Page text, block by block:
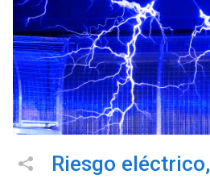
Riesgo eléctrico,